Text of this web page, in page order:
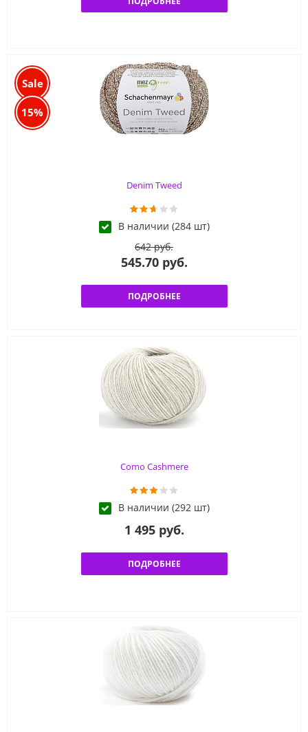
Sale
15%
Denim Tweed
В наличии (284 шт)
642 руб.
545.70 руб.
ПОДРОБНЕЕ
Como Cashmere
В наличии (292 шт)
1 495 руб.
ПОДРОБНЕЕ